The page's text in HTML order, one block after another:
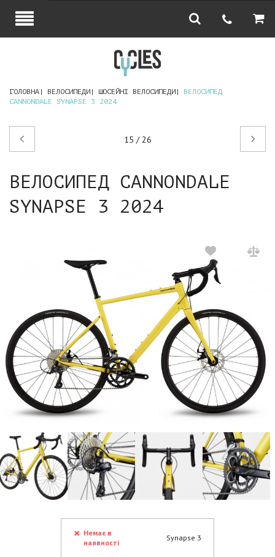
ГОЛОВНА ВЕЛОСИПЕДИ ШОСЕЙНІ ВЕЛОСИПЕДИ
ВЕЛОСИПЕД
CANNONDALE SYNAPSE 3 2024
15 / 26
Наступний
ВЕЛОСИПЕД CANNONDALE
SYNAPSE 3 2024
Немає в
наявності
Synapse 3